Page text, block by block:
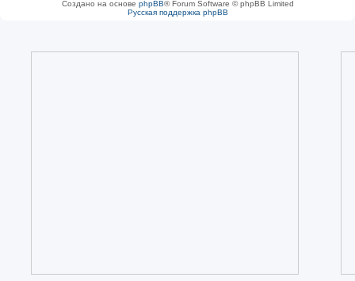
Создано на основе phpBB® Forum Software © phpBB Limited
Русская поддержка phpBB